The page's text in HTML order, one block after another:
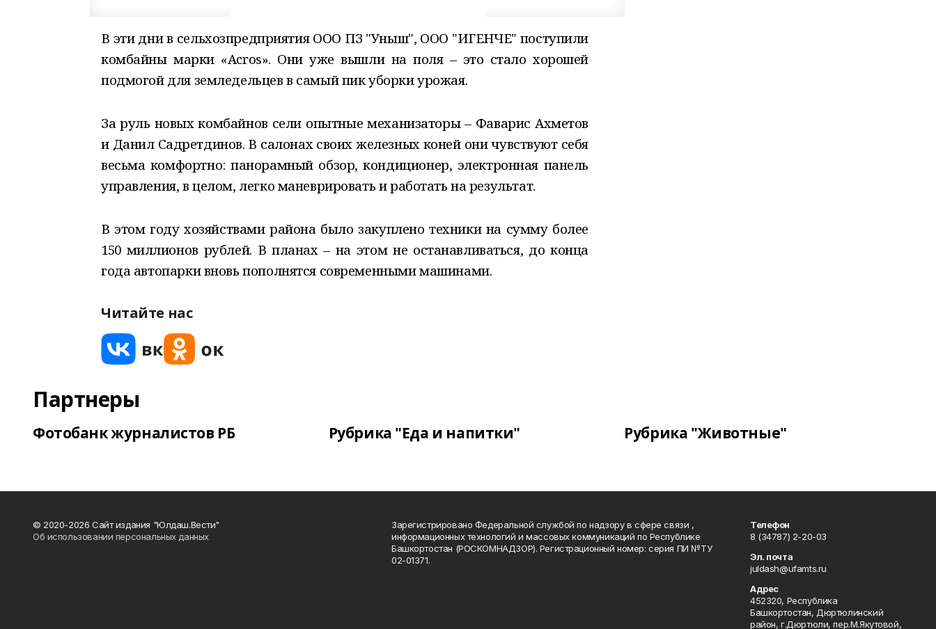
В эти дни в сельхозпредприятия ООО ПЗ "Уныш", ООО "ИГЕНЧЕ" поступили
комбайны марки «Acros». Они уже вышли на поля – это стало хорошей
подмогой для земледельцев в самый пик уборки урожая.
За руль новых комбайнов сели опытные механизаторы – Фаварис Ахметов
и Данил Садретдинов. В салонах своих железных коней они чувствуют себя
весьма комфортно: панорамный обзор, кондиционер, электронная панель
управления, в целом, легко маневрировать и работать на результат.
В этом году хозяйствами района было закуплено техники на сумму более
150 миллионов рублей. В планах – на этом не останавливаться, до конца
года автопарки вновь пополнятся современными машинами.
Читайте нас
Партнеры
Фотобанк журналистов РБ Рубрика "Еда и напитки" Рубрика "Животные"
© 2020-2026 Сайт издания "Юлдаш.Вести"
Об использовании персональных данных
Зарегистрировано Федеральной службой по надзору в сфере связи ,
информационных технологий и массовых коммуникаций по Республике
Башкортостан (РОСКОМНАДЗОР). Регистрационный номер: серия ПИ №ТУ
02-01371.
Телефон
8 (34787) 2-20-03
Эл. почта
juldash@ufamts.ru
Адрес
452320, Республика
Башкортостан, Дюртюлинский
район, г.Дюртюли, пер.М.Якутовой,